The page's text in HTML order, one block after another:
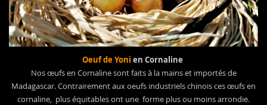
Oeuf de Yoni en Cornaline
Nos œufs en Cornaline sont faits à la mains et importés de
Madagascar. Contrairement aux oeufs industriels chinois ces œufs en
cornaline, plus équitables ont une forme plus ou moins arrondie.